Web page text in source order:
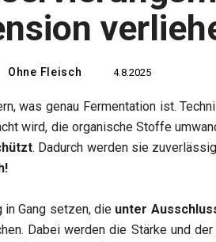
Ohne Fleisch 4.8.2025
was genau Fermentation ist.
wird, die organische Stoffe
. Dadurch werden sie
in Gang setzen, die unter
Dabei werden die Stärke und